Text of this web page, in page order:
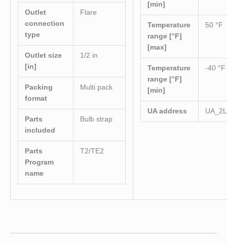
Outlet
connection
type
Flare
Outlet size
[in]
1/2 in
Packing
format
Multi pack
Parts
included
Bulb strap
Parts
Program
name
T2/TE2
[min]
Temperature
range [°F]
[max]
50 °F
Temperature
range [°F]
[min]
-40 °F
UA address